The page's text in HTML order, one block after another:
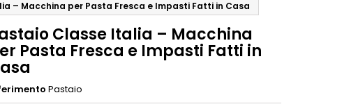
– Macchina per Pasta Fresca e Impasti Fatti in Casa
Classe Italia – Macchina
Pasta Fresca e Impasti Fatti in
Pastaio